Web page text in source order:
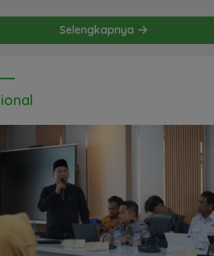
yang ke 80 Memberantas
Perjudian dan Narkoba
Selengkapnya